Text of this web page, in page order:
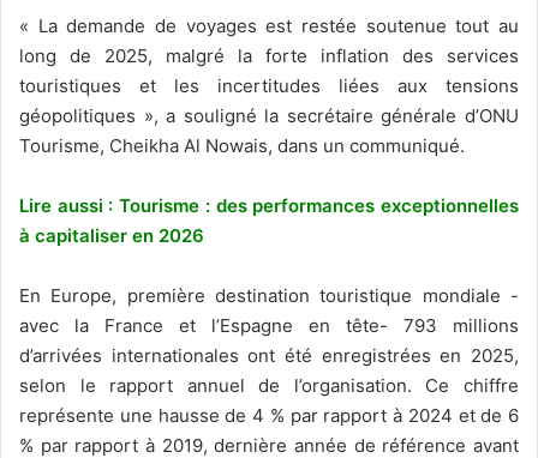
« La demande de voyages est restée soutenue tout au
long de 2025, malgré la forte inflation des services
touristiques et les incertitudes liées aux tensions
géopolitiques », a souligné la secrétaire générale d’ONU
Tourisme, Cheikha Al Nowais, dans un communiqué.
Lire aussi : Tourisme : des performances exceptionnelles
à capitaliser en 2026
En Europe, première destination touristique mondiale -
avec la France et l’Espagne en tête- 793 millions
d’arrivées internationales ont été enregistrées en 2025,
selon le rapport annuel de l’organisation. Ce chiffre
représente une hausse de 4 % par rapport à 2024 et de 6
% par rapport à 2019, dernière année de référence avant